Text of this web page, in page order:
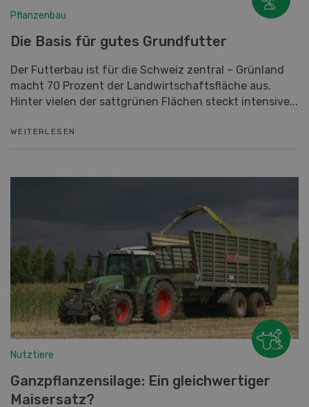
Pflanzenbau
Die Basis für gutes Grundfutter
Der Futterbau ist für die Schweiz zentral – Grünland
macht 70 Prozent der Landwirtschaftsfläche aus.
Hinter vielen der sattgrünen Flächen steckt intensive...
WEITERLESEN
Nutztiere
Ganzpflanzensilage: Ein gleichwertiger
Maisersatz?